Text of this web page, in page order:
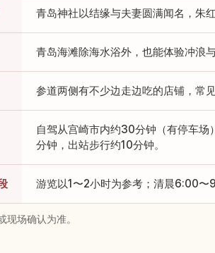
青岛神社以结缘与夫妻圆满闻名，朱
青岛海滩除海水浴外，也能体验冲浪
参道两侧有不少边走边吃的店铺，常
自驾从宫崎市内约30分钟（有停车
分钟，出站步行约10分钟。
游览以1〜2小时为参考；清晨6:00〜
现场确认为准。